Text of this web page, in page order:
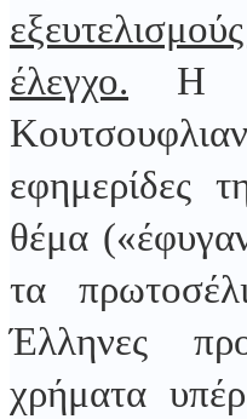
έλεγχο.
Η
εφημερίδες
θέμα
τα
Έλληνες
χρήματα